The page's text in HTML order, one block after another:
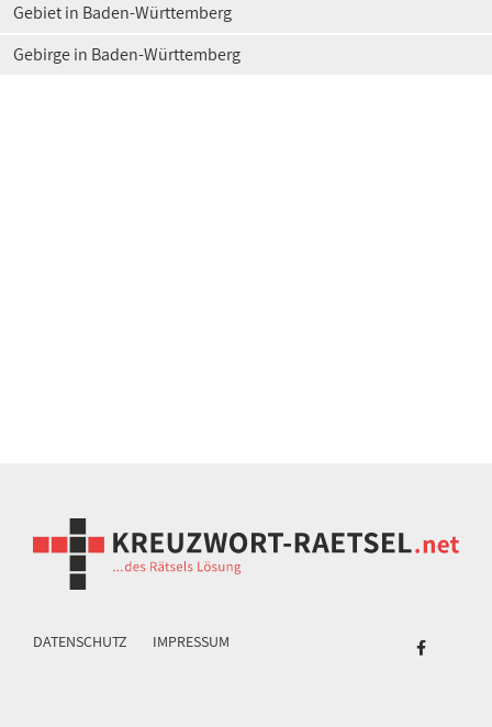
Gebiet in Baden-Württemberg
Gebirge in Baden-Württemberg
DATENSCHUTZ IMPRESSUM